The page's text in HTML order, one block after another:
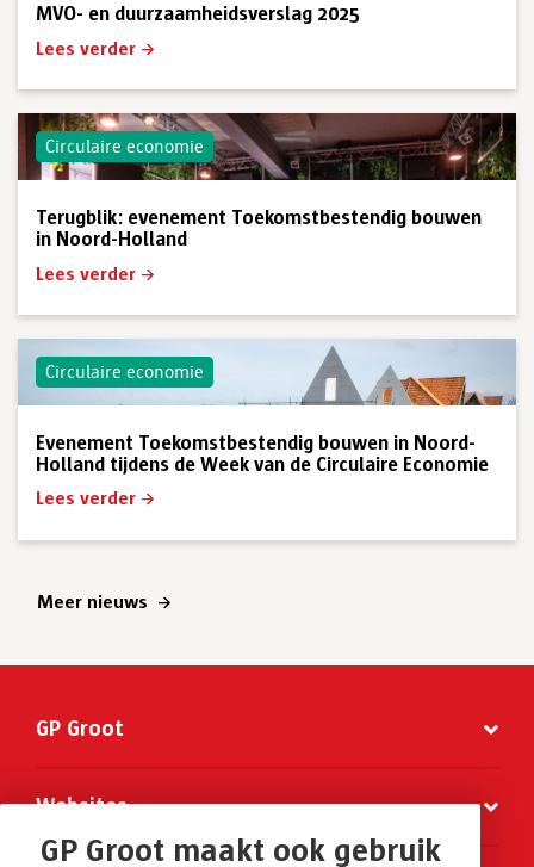
MVO- en duurzaamheidsverslag 2025
Lees verder
Circulaire economie
Terugblik: evenement Toekomstbestendig bouwen
in Noord-Holland
Lees verder
Circulaire economie
Evenement Toekomstbestendig bouwen in Noord-
Holland tijdens de Week van de Circulaire Economie
Lees verder
Meer nieuws
GP Groot
Websites
GP Groot maakt ook gebruik